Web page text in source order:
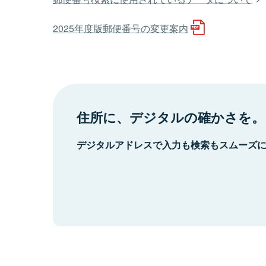
2025年度版郵便番号の変更案内
住所に、デジタルの確かさを。
デジタルアドレスで入力も検索もスムーズ